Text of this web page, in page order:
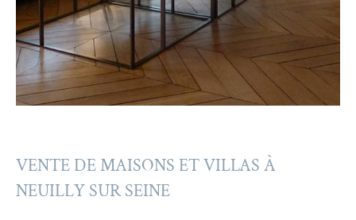
VENTE DE MAISONS ET VILLAS À
NEUILLY SUR SEINE